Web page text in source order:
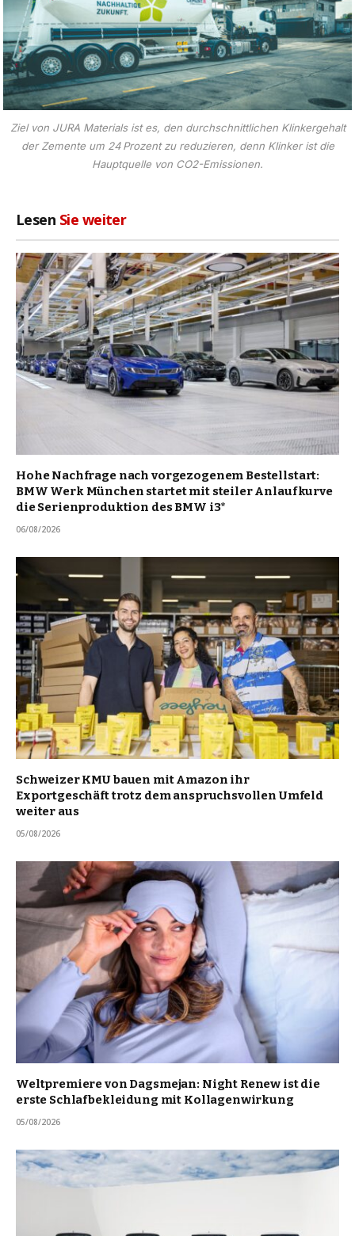
Ziel von JURA Materials ist es, den durchschnittlichen Klinkergehalt
der Zemente um 24 Prozent zu reduzieren, denn Klinker ist die
Hauptquelle von CO2-Emissionen.
Lesen Sie weiter
Hohe Nachfrage nach vorgezogenem Bestellstart:
BMW Werk München startet mit steiler Anlaufkurve
die Serienproduktion des BMW i3*
06/08/2026
Schweizer KMU bauen mit Amazon ihr
Exportgeschäft trotz dem anspruchsvollen Umfeld
weiter aus
05/08/2026
Weltpremiere von Dagsmejan: Night Renew ist die
erste Schlafbekleidung mit Kollagenwirkung
05/08/2026